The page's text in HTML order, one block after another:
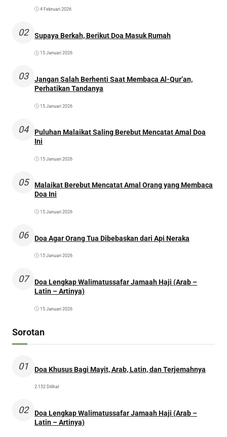
4 Februari 2026
02 Supaya Berkah, Berikut Doa Masuk Rumah
15 Januari 2026
03
Jangan Salah Berhenti Saat Membaca Al-Qur’an,
Perhatikan Tandanya
15 Januari 2026
04
Puluhan Malaikat Saling Berebut Mencatat Amal Doa
Ini
15 Januari 2026
05
Malaikat Berebut Mencatat Amal Orang yang Membaca
Doa Ini
15 Januari 2026
06 Doa Agar Orang Tua Dibebaskan dari Api Neraka
15 Januari 2026
07
Doa Lengkap Walimatussafar Jamaah Haji (Arab –
Latin – Artinya)
15 Januari 2026
Sorotan
01 Doa Khusus Bagi Mayit, Arab, Latin, dan Terjemahnya
2.152 Dilihat
02
Doa Lengkap Walimatussafar Jamaah Haji (Arab –
Latin – Artinya)